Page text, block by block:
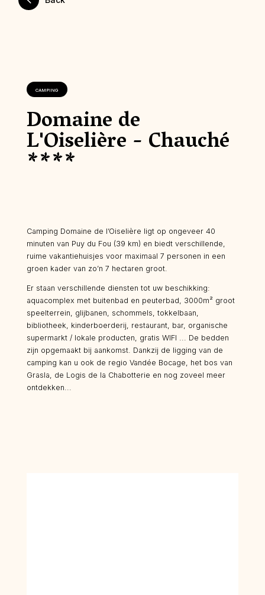
CAMPING
Domaine de
L'Oiselière - Chauché
****
Camping Domaine de l’Oiselière ligt op ongeveer 40
minuten van Puy du Fou (39 km) en biedt verschillende,
ruime vakantiehuisjes voor maximaal 7 personen in een
groen kader van zo’n 7 hectaren groot.
Er staan verschillende diensten tot uw beschikking:
aquacomplex met buitenbad en peuterbad, 3000m² groot
speelterrein, glijbanen, schommels, tokkelbaan,
bibliotheek, kinderboerderij, restaurant, bar, organische
supermarkt / lokale producten, gratis WIFI ... De bedden
zijn opgemaakt bij aankomst. Dankzij de ligging van de
camping kan u ook de regio Vandée Bocage, het bos van
Grasla, de Logis de la Chabotterie en nog zoveel meer
ontdekken...